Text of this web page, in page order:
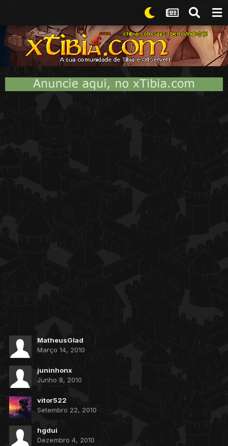
MatheusGlad
Março 14, 2010
juninhonx
Junho 8, 2010
vitor522
Setembro 22, 2010
hgdui
Dezembro 4, 2010